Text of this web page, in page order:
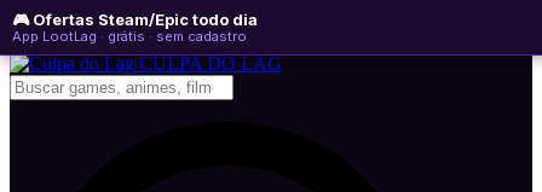
🎮 Ofertas Steam/Epic todo dia
App LootLag · grátis · sem cadastro
sexta-feira, 07 de agosto de 2026
Newsletter
CULPA DO LAG